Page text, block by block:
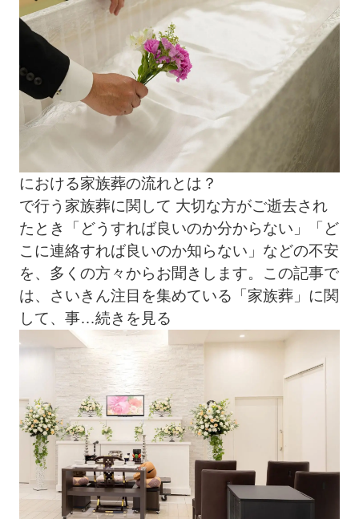
における家族葬の流れとは？
で行う家族葬に関して 大切な方がご逝去され
たとき「どうすれば良いのか分からない」「ど
こに連絡すれば良いのか知らない」などの不安
を、多くの方々からお聞きします。この記事で
は、さいきん注目を集めている「家族葬」に関
して、事…続きを見る